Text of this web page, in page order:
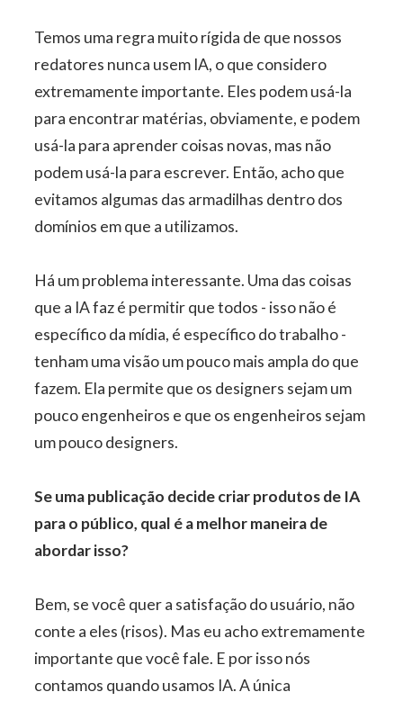
Temos uma regra muito rígida de que nossos
redatores nunca usem IA, o que considero
extremamente importante. Eles podem usá-la
para encontrar matérias, obviamente, e podem
usá-la para aprender coisas novas, mas não
podem usá-la para escrever. Então, acho que
evitamos algumas das armadilhas dentro dos
domínios em que a utilizamos.
Há um problema interessante. Uma das coisas
que a IA faz é permitir que todos - isso não é
específico da mídia, é específico do trabalho -
tenham uma visão um pouco mais ampla do que
fazem. Ela permite que os designers sejam um
pouco engenheiros e que os engenheiros sejam
um pouco designers.
Se uma publicação decide criar produtos de IA
para o público, qual é a melhor maneira de
abordar isso?
Bem, se você quer a satisfação do usuário, não
conte a eles (risos). Mas eu acho extremamente
importante que você fale. E por isso nós
contamos quando usamos IA. A única